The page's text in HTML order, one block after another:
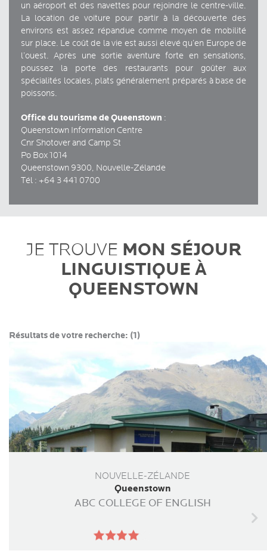
un aéroport et des navettes pour rejoindre le centre-ville.
La location de voiture pour partir à la découverte des
environs est assez répandue comme moyen de mobilité
sur place. Le coût de la vie est aussi élevé qu’en Europe de
l’ouest. Après une sortie aventure forte en sensations,
poussez la porte des restaurants pour goûter aux
spécialités locales, plats généralement préparés à base de
poissons.
Office du tourisme de Queenstown :
Queenstown Information Centre
Cnr Shotover and Camp St
Po Box 1014
Queenstown 9300, Nouvelle-Zélande
Tél : +64 3 441 0700
JE TROUVE MON SÉJOUR
LINGUISTIQUE À
QUEENSTOWN
Résultats de votre recherche: (1)
NOUVELLE-ZÉLANDE
Queenstown
ABC COLLEGE OF ENGLISH